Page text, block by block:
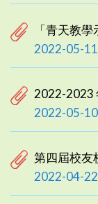
「青天教
2022-05-11
2022-2023
2022-05-10
第四屆校友
2022-04-22